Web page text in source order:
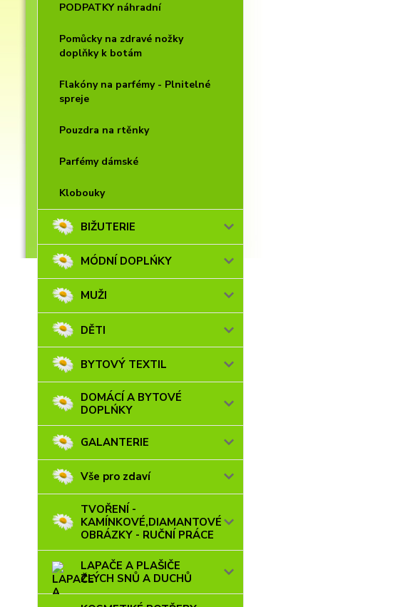
PODPATKY náhradní
Pomůcky na zdravé nožky
doplňky k botám
Flakóny na parfémy - Plnitelné
spreje
Pouzdra na rtěnky
Parfémy dámské
Klobouky
BIŽUTERIE
MÓDNÍ DOPLŃKY
MUŽI
DĚTI
BYTOVÝ TEXTIL
DOMÁCÍ A BYTOVÉ
DOPLŃKY
GALANTERIE
Vše pro zdaví
TVOŘENÍ -
KAMÍNKOVÉ,DIAMANTOVÉ
OBRÁZKY - RUČNÍ PRÁCE
LAPAČE A PLAŠIČE
ZLÝCH SNŮ A DUCHŮ